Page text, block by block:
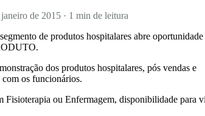
de 2015 · 1 min de leitura
de produtos hospitalares abre oportunidade
dos produtos hospitalares, pós vendas e
os funcionários.
Fisioterapia ou Enfermagem, disponibilidade para